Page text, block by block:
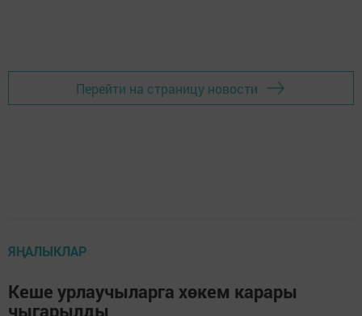
Перейти на страницу новости
ЯҢАЛЫКЛАР
Кеше урлаучыларга хөкем карары
чыгарылды